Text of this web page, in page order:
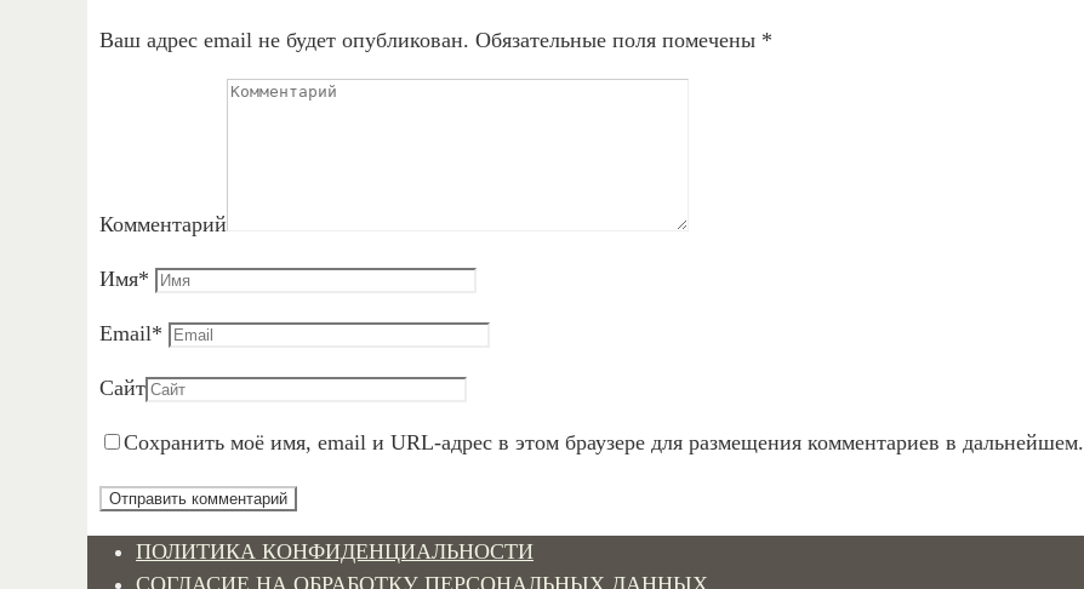
Ваш адрес email не будет опубликован. Обязательные поля помечены *
Комментарий
Имя*
Email*
Сайт
Сохранить моё имя, email и URL-адрес в этом браузере для размещения комментариев в дальнейшем.
ПОЛИТИКА КОНФИДЕНЦИАЛЬНОСТИ
СОГЛАСИЕ НА ОБРАБОТКУ ПЕРСОНАЛЬНЫХ ДАННЫХ